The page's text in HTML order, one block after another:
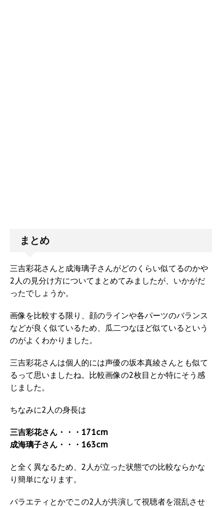
まとめ
三吉彩花さんと成海璃子さんがどのくらい似てるのかや
2人の見分け方についてまとめてみましたが、いかがだ
ったでしょうか。
画像を比較する限り、顔のラインや各パーツのバランス
などが良く似ているため、瓜二つなほど似ているという
のがよくわかりました。
三吉彩花さんは個人的には声優の坂本真綾さんとも似て
るって思いましたね。比較画像の2枚目とか特にそう感
じました。
ちなみに2人の身長は
三吉彩花さん・・・171cm
成海璃子さん・・・163cm
と全く異なるため、2人が立った状態での比較ならかな
り簡単になります。
バラエティとかでこの2人が共演して視聴者を混乱させ